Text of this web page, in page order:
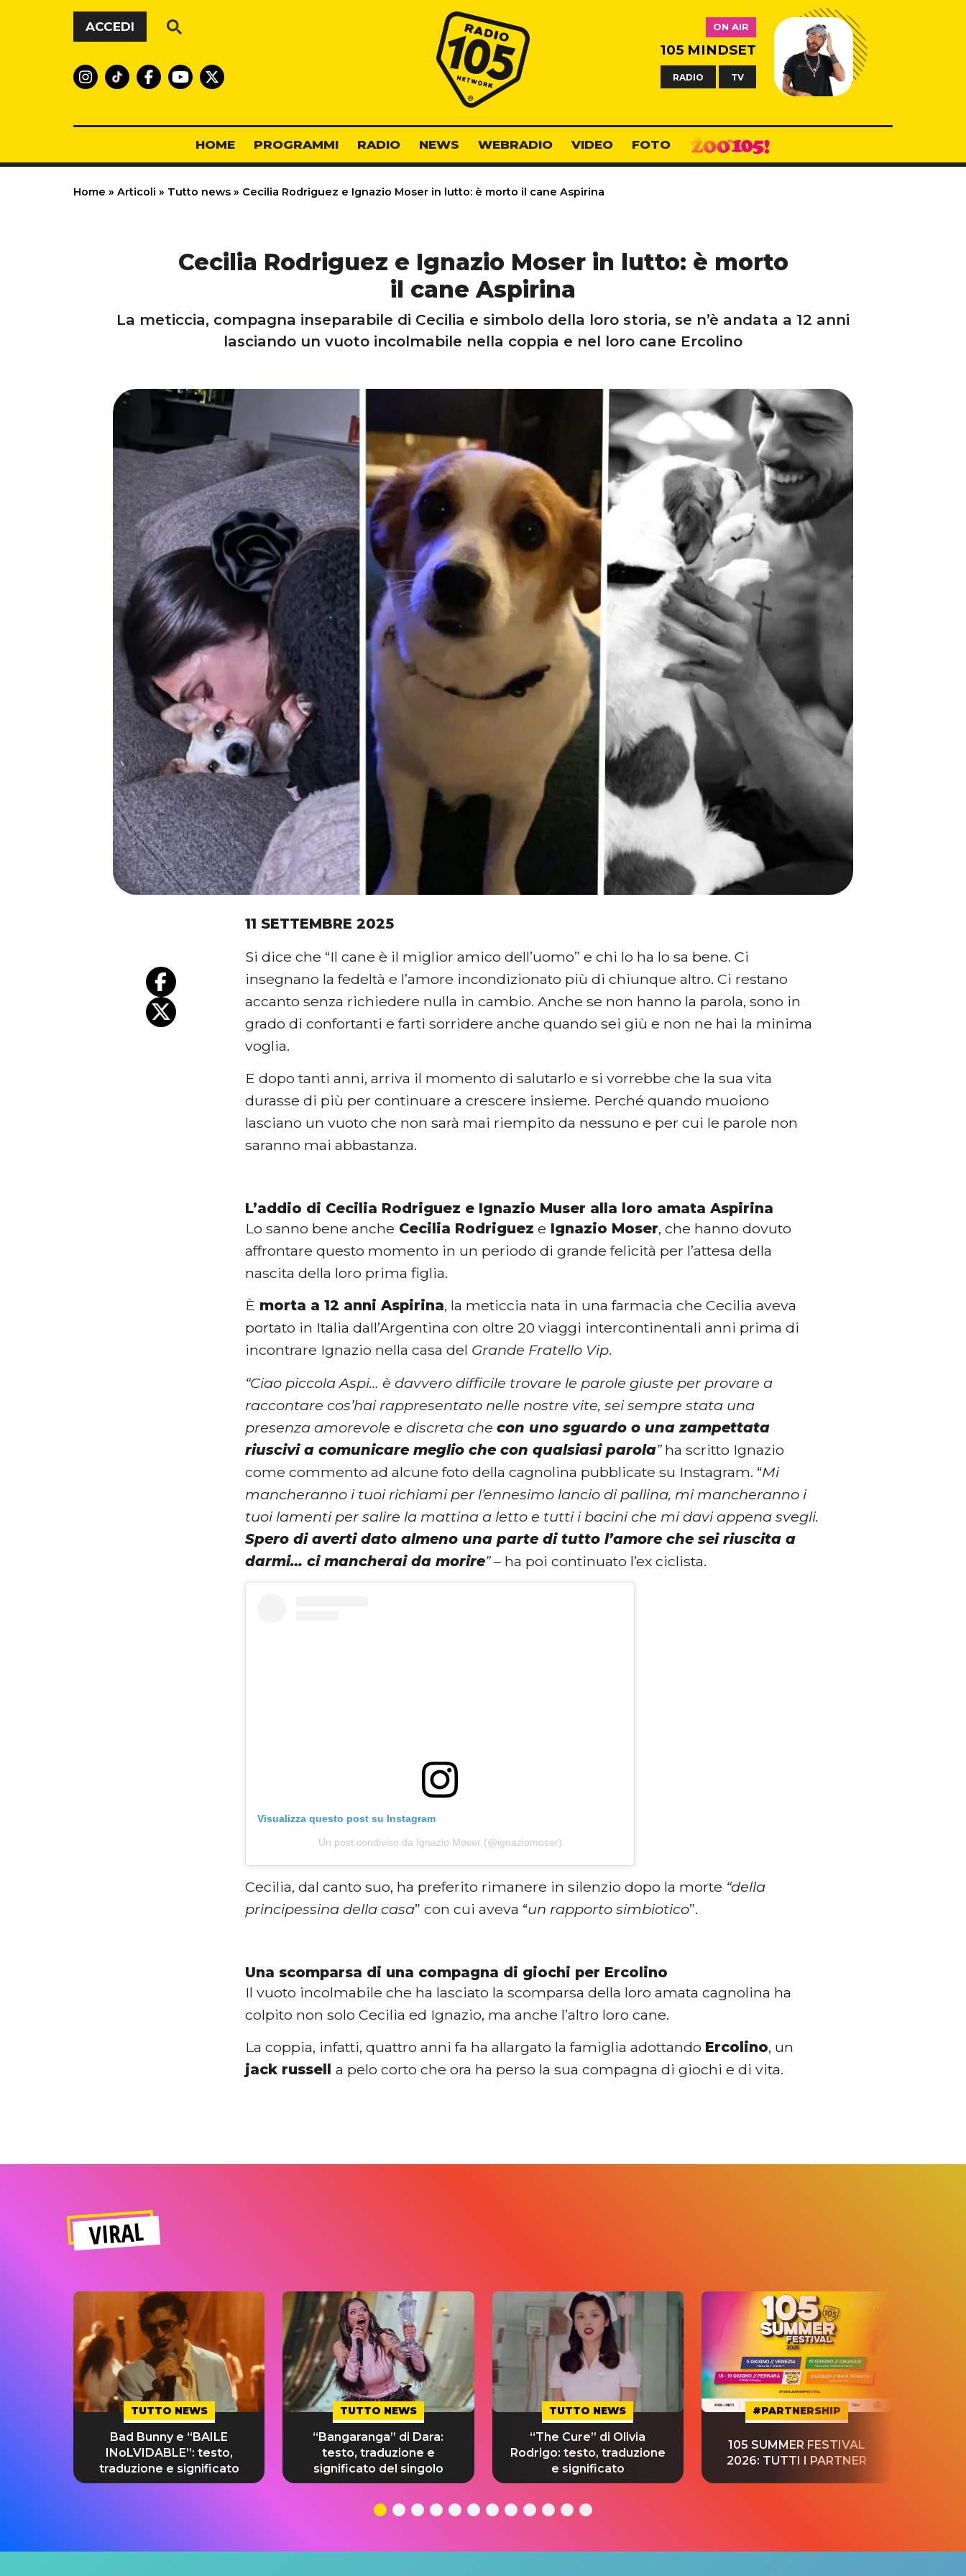
Vai al contenuto
ACCEDI
Radio 105
ON AIR
105 MINDSET
RADIO TV
HOME PROGRAMMI RADIO NEWS WEBRADIO VIDEO FOTO
Home » Articoli » Tutto news » Cecilia Rodriguez e Ignazio Moser in lutto: è morto il cane Aspirina
Cecilia Rodriguez e Ignazio Moser in lutto: è morto
il cane Aspirina
La meticcia, compagna inseparabile di Cecilia e simbolo della loro storia, se n’è andata a 12 anni
lasciando un vuoto incolmabile nella coppia e nel loro cane Ercolino
11 SETTEMBRE 2025
Si dice che “Il cane è il miglior amico dell’uomo” e chi lo ha lo sa bene. Ci
insegnano la fedeltà e l’amore incondizionato più di chiunque altro. Ci restano
accanto senza richiedere nulla in cambio. Anche se non hanno la parola, sono in
grado di confortanti e farti sorridere anche quando sei giù e non ne hai la minima
voglia.
E dopo tanti anni, arriva il momento di salutarlo e si vorrebbe che la sua vita
durasse di più per continuare a crescere insieme. Perché quando muoiono
lasciano un vuoto che non sarà mai riempito da nessuno e per cui le parole non
saranno mai abbastanza.
L’addio di Cecilia Rodriguez e Ignazio Muser alla loro amata Aspirina
Lo sanno bene anche Cecilia Rodriguez e Ignazio Moser, che hanno dovuto
affrontare questo momento in un periodo di grande felicità per l’attesa della
nascita della loro prima figlia.
È morta a 12 anni Aspirina, la meticcia nata in una farmacia che Cecilia aveva
portato in Italia dall’Argentina con oltre 20 viaggi intercontinentali anni prima di
incontrare Ignazio nella casa del Grande Fratello Vip.
“Ciao piccola Aspi… è davvero difficile trovare le parole giuste per provare a
raccontare cos’hai rappresentato nelle nostre vite, sei sempre stata una
presenza amorevole e discreta checon uno sguardo o una zampettata
riuscivi a comunicare meglio che con qualsiasi parola” ha scritto Ignazio
come commento ad alcune foto della cagnolina pubblicate su Instagram. “Mi
mancheranno i tuoi richiami per l’ennesimo lancio di pallina, mi mancheranno i
tuoi lamenti per salire la mattina a letto e tutti i bacini che mi davi appena svegli.
Spero di averti dato almeno una parte di tutto l’amore che sei riuscita a
darmi… ci mancherai da morire” – ha poi continuato l’ex ciclista.
Visualizza questo post su Instagram
Un post condiviso da Ignazio Moser (@ignaziomoser)
Cecilia, dal canto suo, ha preferito rimanere in silenzio dopo la morte “della
principessina della casa” con cui aveva “un rapporto simbiotico”.
Una scomparsa di una compagna di giochi per Ercolino
Il vuoto incolmabile che ha lasciato la scomparsa della loro amata cagnolina ha
colpito non solo Cecilia ed Ignazio, ma anche l’altro loro cane.
La coppia, infatti, quattro anni fa ha allargato la famiglia adottando Ercolino, un
jack russella pelo corto che ora ha perso la sua compagna di giochi e di vita.
VIRAL
TUTTO NEWS
Bad Bunny e “BAILE
INoLVIDABLE”: testo,
traduzione e significato
TUTTO NEWS
“Bangaranga” di Dara:
testo, traduzione e
significato del singolo
TUTTO NEWS
“The Cure” di Olivia
Rodrigo: testo, traduzione
e significato
#PARTNERSHIP
105 SUMMER FESTIVAL
2026: TUTTI I PARTNER